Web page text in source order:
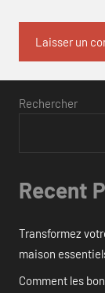
Rechercher
Recent
Transformez
maison
Comment les